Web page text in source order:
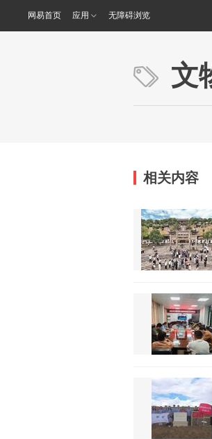
网易首页 应用 无障碍浏览
文
相关内容